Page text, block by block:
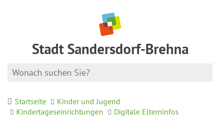
Stadt Sandersdorf-Brehna
Startseite
Kinder und Jugend
Kindertageseinrichtungen
Digitale Elterninfos